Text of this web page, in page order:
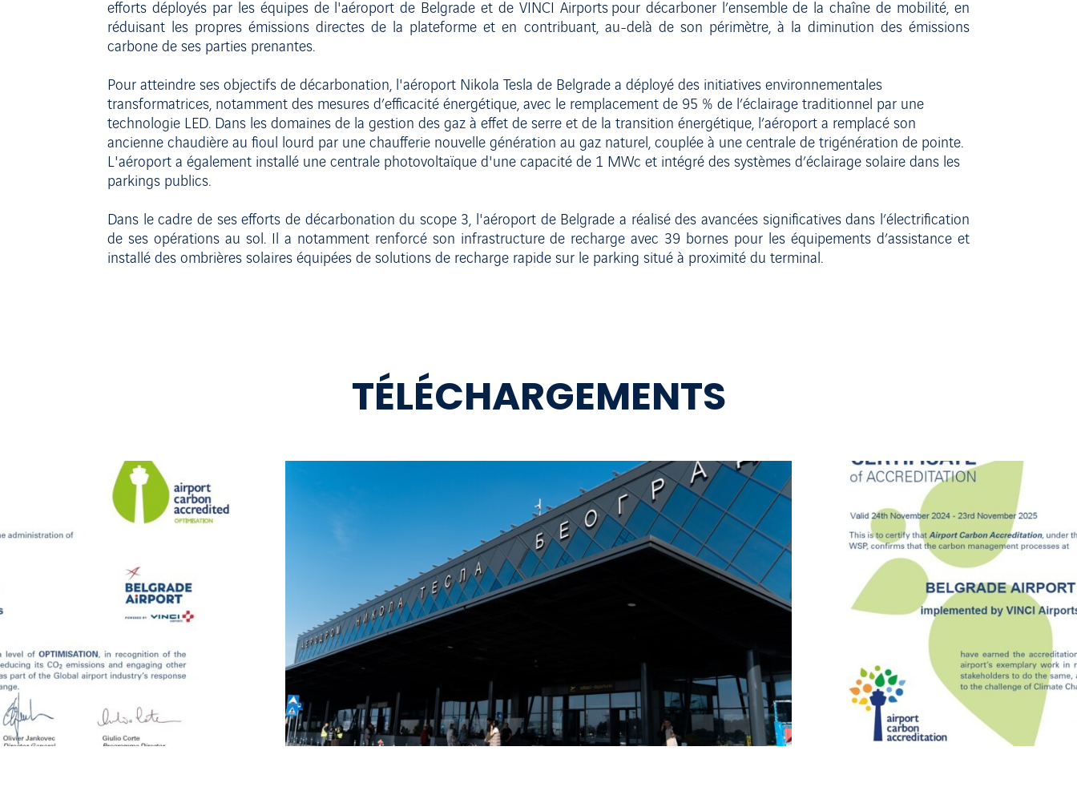
efforts déployés par les équipes de l'aéroport de Belgrade et de VINCI Airports pour décarboner l’ensemble de la chaîne de mobilité, en
réduisant les propres émissions directes de la plateforme et en contribuant, au-delà de son périmètre, à la diminution des émissions
carbone de ses parties prenantes.
Pour atteindre ses objectifs de décarbonation, l'aéroport Nikola Tesla de Belgrade a déployé des initiatives environnementales
transformatrices, notamment des mesures d’efficacité énergétique, avec le remplacement de 95 % de l’éclairage traditionnel par une
technologie LED. Dans les domaines de la gestion des gaz à effet de serre et de la transition énergétique, l’aéroport a remplacé son
ancienne chaudière au fioul lourd par une chaufferie nouvelle génération au gaz naturel, couplée à une centrale de trigénération de pointe.
L'aéroport a également installé une centrale photovoltaïque d'une capacité de 1 MWc et intégré des systèmes d’éclairage solaire dans les
parkings publics.
Dans le cadre de ses efforts de décarbonation du scope 3, l'aéroport de Belgrade a réalisé des avancées significatives dans l’électrification
de ses opérations au sol. Il a notamment renforcé son infrastructure de recharge avec 39 bornes pour les équipements d’assistance et
installé des ombrières solaires équipées de solutions de recharge rapide sur le parking situé à proximité du terminal.
TÉLÉCHARGEMENTS